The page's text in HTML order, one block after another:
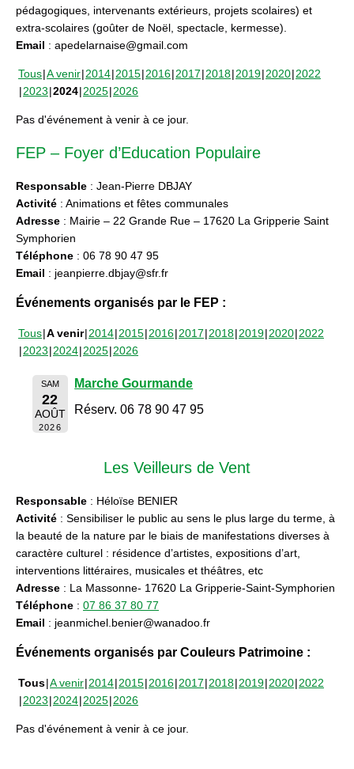
pédagogiques, intervenants extérieurs, projets scolaires) et
extra-scolaires (goûter de Noël, spectacle, kermesse).
Email : apedelarnaise@gmail.com
Tous A venir 2014 2015 2016 2017 2018 2019 2020 2022
2023 2024 2025 2026
Pas d'événement à venir à ce jour.
FEP – Foyer d’Education Populaire
Responsable : Jean-Pierre DBJAY
Activité : Animations et fêtes communales
Adresse : Mairie – 22 Grande Rue – 17620 La Gripperie Saint
Symphorien
Téléphone : 06 78 90 47 95
Email : jeanpierre.dbjay@sfr.fr
Événements organisés par le FEP :
Tous A venir 2014 2015 2016 2017 2018 2019 2020 2022
2023 2024 2025 2026
SAM
22
AOÛT
2026
Marche Gourmande
Réserv. 06 78 90 47 95
Les Veilleurs de Vent
Responsable : Héloïse BENIER
Activité : Sensibiliser le public au sens le plus large du terme, à
la beauté de la nature par le biais de manifestations diverses à
caractère culturel : résidence d’artistes, expositions d’art,
interventions littéraires, musicales et théâtres, etc
Adresse : La Massonne- 17620 La Gripperie-Saint-Symphorien
Téléphone : 07 86 37 80 77
Email : jeanmichel.benier@wanadoo.fr
Événements organisés par Couleurs Patrimoine :
Tous A venir 2014 2015 2016 2017 2018 2019 2020 2022
2023 2024 2025 2026
Pas d'événement à venir à ce jour.